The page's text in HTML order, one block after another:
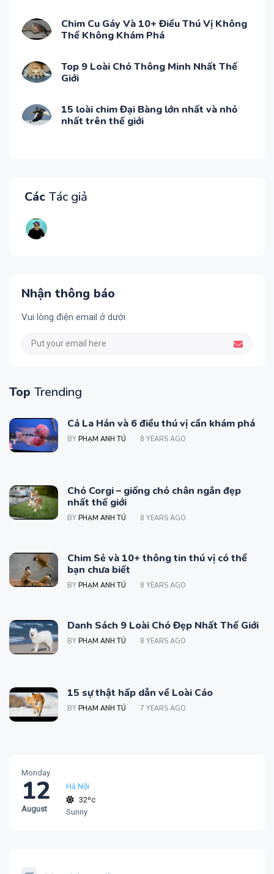
Monday
12
August
Hà Nội
32ºc
Sunny
Chim Cu Gáy Và 10+ Điều Thú Vị Không
Thể Không Khám Phá
Top 9 Loài Chó Thông Minh Nhất Thế
Giới
15 loài chim Đại Bàng lớn nhất và nhỏ
nhất trên thế giới
Các Tác giả
Nhận thông báo
Vui lòng điện email ở dưới
Top Trending
Cá La Hán và 6 điều thú vị cần khám phá
BY PHẠM ANH TÚ 8 YEARS AGO
Chó Corgi – giống chó chân ngắn đẹp
nhất thế giới
BY PHẠM ANH TÚ 8 YEARS AGO
Chim Sẻ và 10+ thông tin thú vị có thể
bạn chưa biết
BY PHẠM ANH TÚ 8 YEARS AGO
Danh Sách 9 Loài Chó Đẹp Nhất Thế Giới
BY PHẠM ANH TÚ 8 YEARS AGO
15 sự thật hấp dẫn về Loài Cáo
BY PHẠM ANH TÚ 7 YEARS AGO